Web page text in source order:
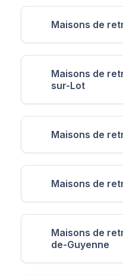
Maisons de
Maisons de
sur-Lot
Maisons de
Maisons de
Maisons de
de-Guyenne